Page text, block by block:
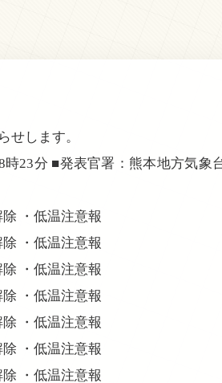
せします。
時23分 ■発表官署：熊本地方気
・低温注意報
・低温注意報
・低温注意報
・低温注意報
・低温注意報
・低温注意報
・低温注意報